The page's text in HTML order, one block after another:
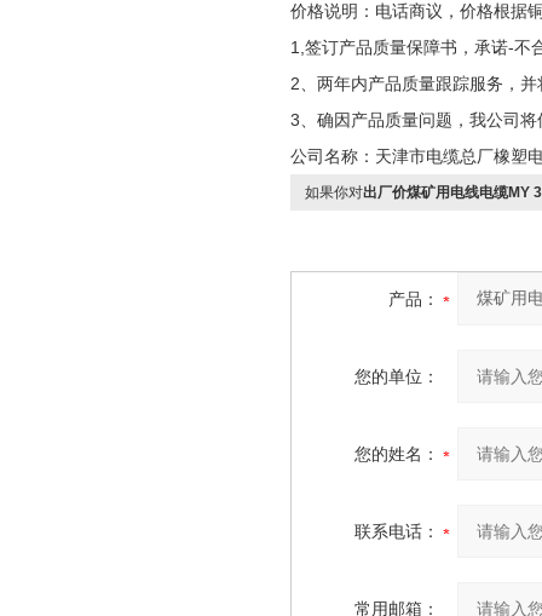
价格说明：电话商议，价格根据
1,签订产品质量保障书，承诺-不
2、两年内产品质量跟踪服务，
3、确因产品质量问题，我公司
公司名称：天津市电缆总厂橡塑
如果你对出厂价煤矿用电线电缆MY
产品：
您的单位：
您的姓名：
联系电话：
常用邮箱：